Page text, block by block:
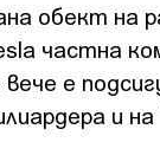
обект на
частна
е
и